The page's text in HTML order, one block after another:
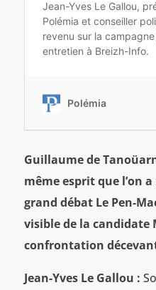
Guillaume de
même esprit que l’on
grand débat Le Pen-
visible de la candidate
confrontation
Jean-Yves Le Gallou :